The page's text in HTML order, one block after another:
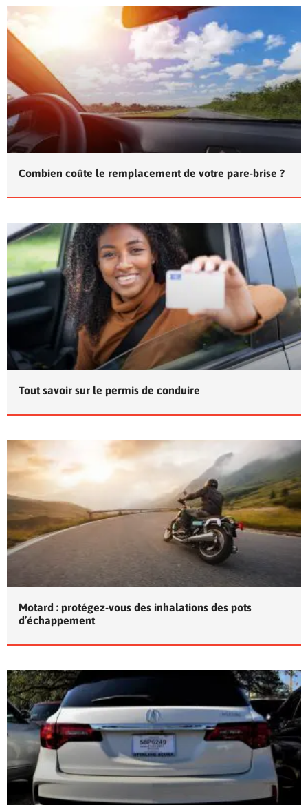
Combien coûte le remplacement de votre pare-brise ?
Tout savoir sur le permis de conduire
Motard : protégez-vous des inhalations des pots
d’échappement